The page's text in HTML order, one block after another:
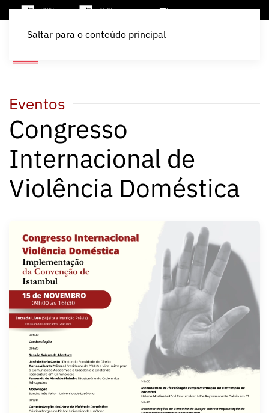
Saltar para o conteúdo principal
Eventos
Congresso
Internacional de
Violência Doméstica